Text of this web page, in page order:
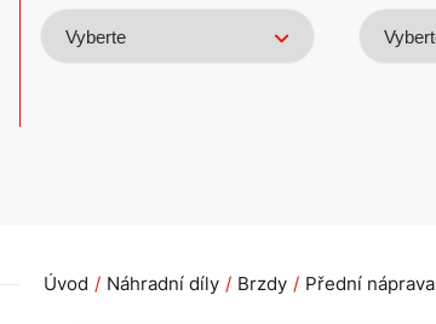
Úvod Náhradní díly Brzdy Přední náprava